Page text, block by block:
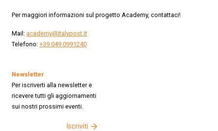
Per maggiori informazioni sul progetto Academy, contattaci!
Mail: academy@italypost.it
Telefono: +39 049 0991240
Newsletter
Per iscriverti alla newsletter e
ricevere tutti gli aggiornamenti
sui nostri prossimi eventi.
Iscriviti